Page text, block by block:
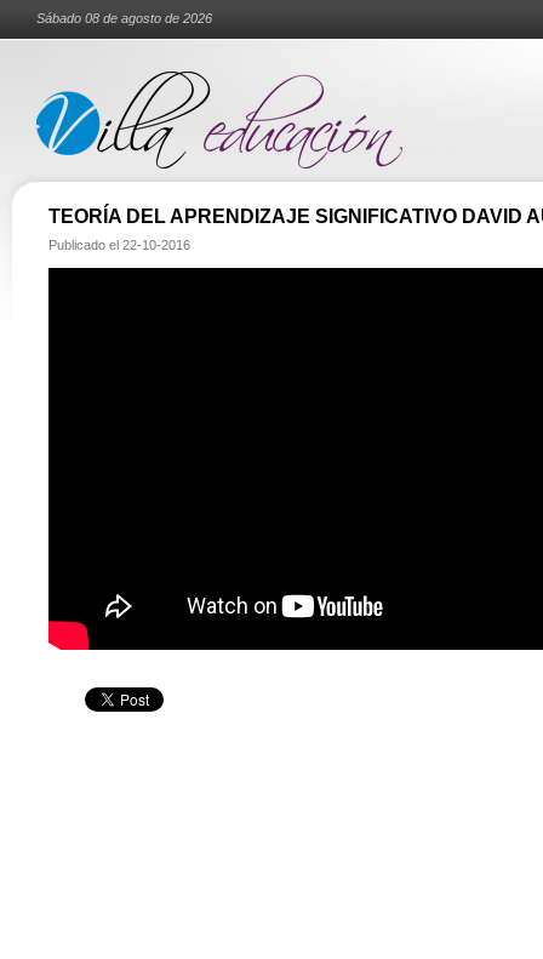
Sábado 08 de agosto de 2026
TEORÍA DEL APRENDIZAJE SIGNIFICATIVO DAVID
Publicado el 22-10-2016